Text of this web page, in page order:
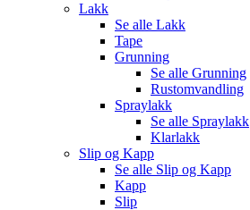
Lakk
Se alle Lakk
Tape
Grunning
Se alle Grunning
Rustomvandling
Spraylakk
Se alle Spraylakk
Klarlakk
Slip og Kapp
Se alle Slip og Kapp
Kapp
Slip